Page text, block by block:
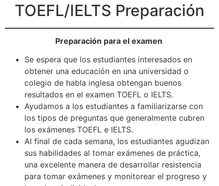
TOEFL/IELTS Preparación
Preparación para el examen
Se espera que los estudiantes interesados en
obtener una educación en una universidad o
colegio de habla inglesa obtengan buenos
resultados en el examen TOEFL o IELTS.
Ayudamos a los estudiantes a familiarizarse con
los tipos de preguntas que generalmente cubren
los exámenes TOEFL e IELTS.
Al final de cada semana, los estudiantes agudizan
sus habilidades al tomar exámenes de práctica,
una excelente manera de desarrollar resistencia
para tomar exámenes y monitorear el progreso y